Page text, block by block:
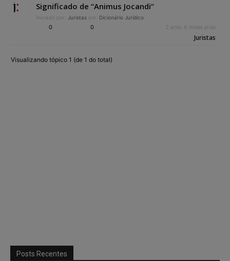
Significado de “Animus Jocandi”
Iniciado por: Juristas em: Dicionário Jurídico
0 0 2 anos, 6 meses atrás
Juristas
Visualizando tópico 1 (de 1 do total)
Posts Recentes